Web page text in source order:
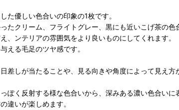
た優しい色合いの印象の1枚です。
たクリーム、フライトグレー、黒にも近いこげ茶の色
、
ンテリアの雰囲気をより良いものにしてくれます。
える毛足のツヤ感です。
差しが当たることや、見る向きや角度によって見え
ぽく反射する様な色合いから、深みある濃い色合いに
違いが楽しめます。